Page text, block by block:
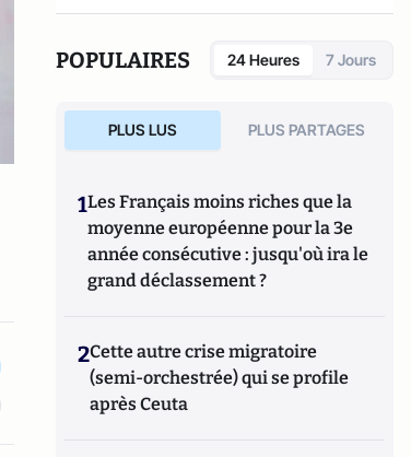
POPULAIRES 24 Heures 7 Jours
PLUS LUS PLUS PARTAGES
1Les Français moins riches que la
moyenne européenne pour la 3e
année consécutive : jusqu'où ira le
grand déclassement ?
2Cette autre crise migratoire
(semi-orchestrée) qui se profile
après Ceuta